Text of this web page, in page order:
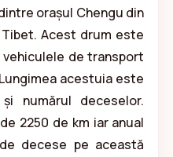
orașul Chengu din
Tibet. Acest drum este
de transport
acestuia este
numărul deceselor.
2250 de km iar anual
decese pe această